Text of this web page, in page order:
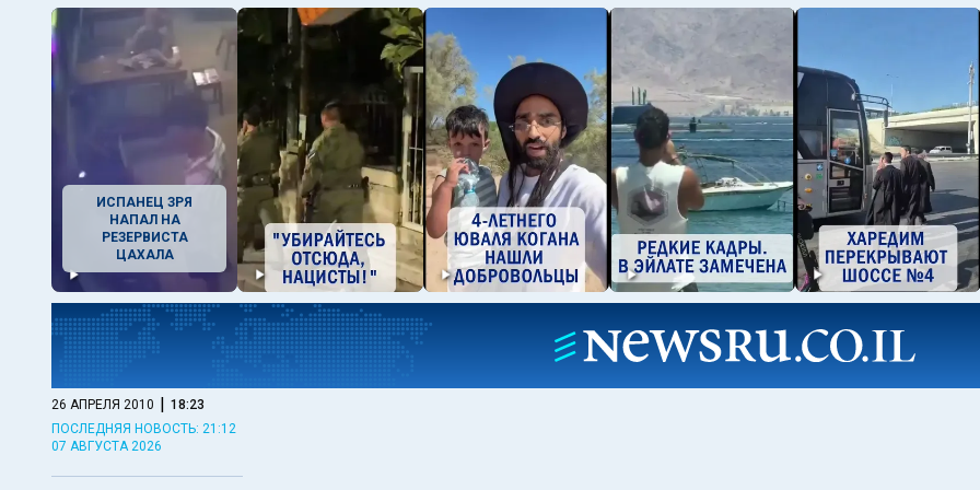
ИСПАНЕЦ ЗРЯ
НАПАЛ НА
РЕЗЕРВИСТА
ЦАХАЛА
26 АПРЕЛЯ 2010 | 18:23
ПОСЛЕДНЯЯ НОВОСТЬ: 21:12
07 АВГУСТА 2026